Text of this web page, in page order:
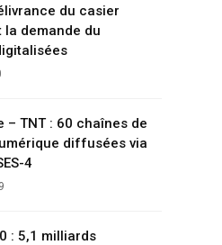
du casier
demande du
– TNT : 60 chaînes de
diffusées via
4
: 5,1 milliards